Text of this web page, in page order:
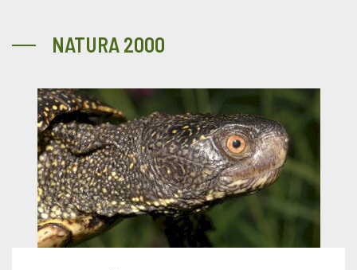
NATURA 2000